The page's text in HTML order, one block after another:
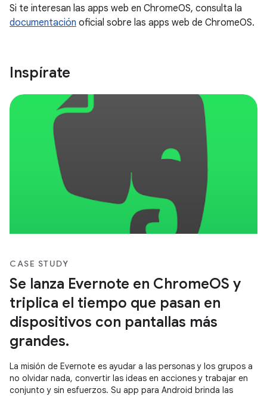
Si te interesan las apps web en ChromeOS, consulta la
documentación oficial sobre las apps web de ChromeOS.
Inspírate
CASE STUDY
Se lanza Evernote en ChromeOS y
triplica el tiempo que pasan en
dispositivos con pantallas más
grandes.
La misión de Evernote es ayudar a las personas y los grupos a
no olvidar nada, convertir las ideas en acciones y trabajar en
conjunto y sin esfuerzos. Su app para Android brinda las